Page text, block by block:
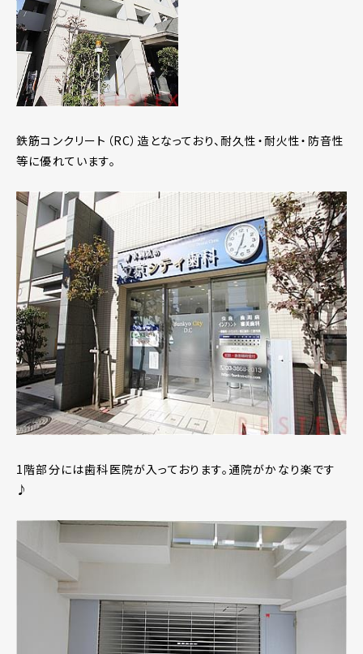
鉄筋コンクリート（RC）造となっており、耐久性・耐火性・防音性
等に優れています。
1階部分には歯科医院が入っております。通院がかなり楽です
♪